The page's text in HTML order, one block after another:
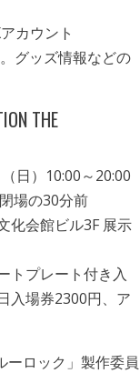
カウント
グッズ情報などの
THE
日）10:00～20:00
場の30分前
化会館ビル3F 展示
トプレート付き入
入場券2300円、ア
ーロック」製作委員